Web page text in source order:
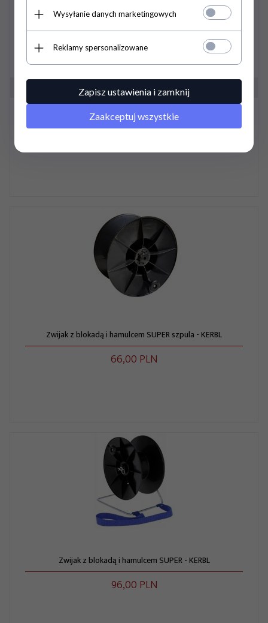
105,00PLN
Zwijak z blokadą i hamulcem SUPER szpula - KERBL
66,00 PLN
Zwijak z blokadą i hamulcem SUPER - KERBL
96,00 PLN
Wysyłanie danych marketingowych
Reklamy spersonalizowane
Zapisz ustawienia i zamknij
Zaakceptuj wszystkie